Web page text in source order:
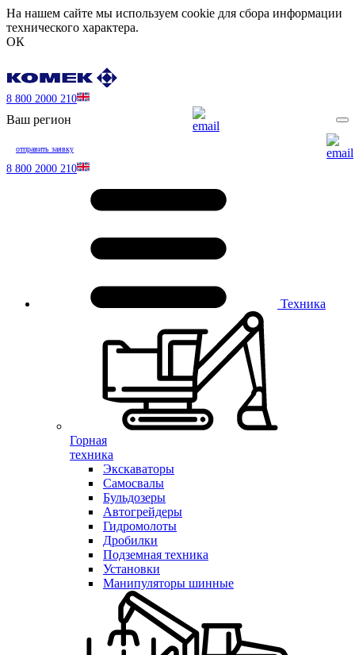
На нашем сайте мы используем cookie для сбора информации
технического характера.
ОК
8 800 2000 210
Ваш регион
отправить заявку
8 800 2000 210
Техника
Горная
техника
Экскаваторы
Самосвалы
Бульдозеры
Автогрейдеры
Гидромолоты
Дробилки
Подземная техника
Установки
Манипуляторы шинные